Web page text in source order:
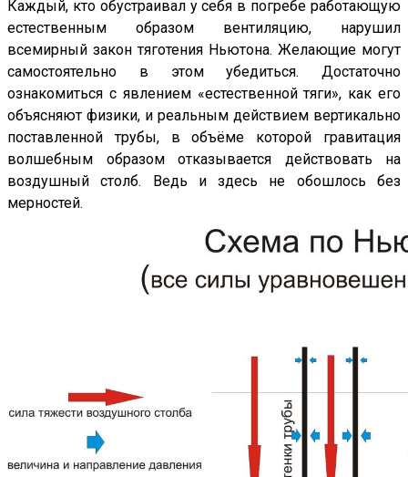
Каждый, кто обустраивал у себя в погребе работающую
естественным образом вентиляцию, нарушил
всемирный закон тяготения Ньютона. Желающие могут
самостоятельно в этом убедиться. Достаточно
ознакомиться с явлением «естественной тяги», как его
объясняют физики, и реальным действием вертикально
поставленной трубы, в объёме которой гравитация
волшебным образом отказывается действовать на
воздушный столб. Ведь и здесь не обошлось без
мерностей.